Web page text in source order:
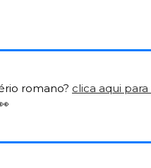
romano? clica aqui